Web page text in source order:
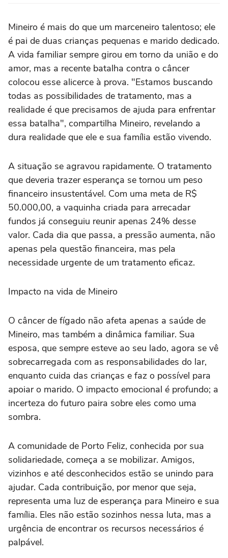
Mineiro é mais do que um marceneiro talentoso; ele
é pai de duas crianças pequenas e marido dedicado.
A vida familiar sempre girou em torno da união e do
amor, mas a recente batalha contra o câncer
colocou esse alicerce à prova. "Estamos buscando
todas as possibilidades de tratamento, mas a
realidade é que precisamos de ajuda para enfrentar
essa batalha", compartilha Mineiro, revelando a
dura realidade que ele e sua família estão vivendo.
A situação se agravou rapidamente. O tratamento
que deveria trazer esperança se tornou um peso
financeiro insustentável. Com uma meta de R$
50.000,00, a vaquinha criada para arrecadar
fundos já conseguiu reunir apenas 24% desse
valor. Cada dia que passa, a pressão aumenta, não
apenas pela questão financeira, mas pela
necessidade urgente de um tratamento eficaz.
Impacto na vida de Mineiro
O câncer de fígado não afeta apenas a saúde de
Mineiro, mas também a dinâmica familiar. Sua
esposa, que sempre esteve ao seu lado, agora se vê
sobrecarregada com as responsabilidades do lar,
enquanto cuida das crianças e faz o possível para
apoiar o marido. O impacto emocional é profundo; a
incerteza do futuro paira sobre eles como uma
sombra.
A comunidade de Porto Feliz, conhecida por sua
solidariedade, começa a se mobilizar. Amigos,
vizinhos e até desconhecidos estão se unindo para
ajudar. Cada contribuição, por menor que seja,
representa uma luz de esperança para Mineiro e sua
família. Eles não estão sozinhos nessa luta, mas a
urgência de encontrar os recursos necessários é
palpável.